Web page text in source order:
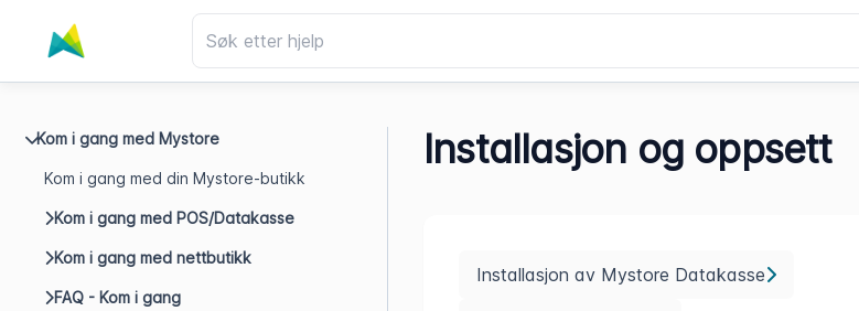
Kom i gang med Mystore
Kom i gang med din Mystore-butikk
Kom i gang med POS/Datakasse
Kom i gang med nettbutikk
FAQ - Kom i gang
Installasjon og oppsett
Installasjon av Mystore Datakasse